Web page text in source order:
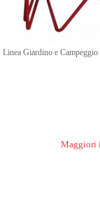
Linea Giardino e
Maggiori